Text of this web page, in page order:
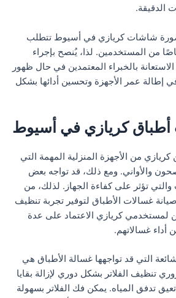
الدقيقة.
شاشات كريازي في أسيوط تتطلب
من المستخدمين. لذا، يُنصح بإجراء
بالخبراء المعتمدين في حال ظهور
إطالة عمر الأجهزة وتحسين أدائها بشكل
أطباق كريازي في أسيوط
من الأجهزة المنزلية المهمة التي
والأواني. ومع ذلك، قد تواجه بعض
تؤثر على كفاءة الجهاز. لذلك، من
غسالات الأطباق لتوفير تجربة تنظيف
لمستخدمي كريازي الاعتماد على عدة
غسالاتهم.
التي قد تواجهها غسالة الأطباق هي
تنظيف الفلاتر بشكل دوري لإزالة بقايا
تدفق المياه. يمكن فك الفلاتر بسهولة